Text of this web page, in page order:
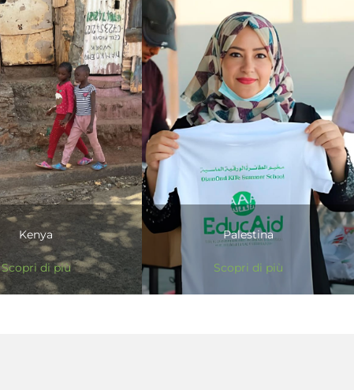
Kenya
Scopri di più
Palestina
Scopri di più